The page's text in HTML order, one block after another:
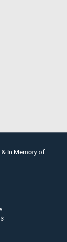
In Memory of